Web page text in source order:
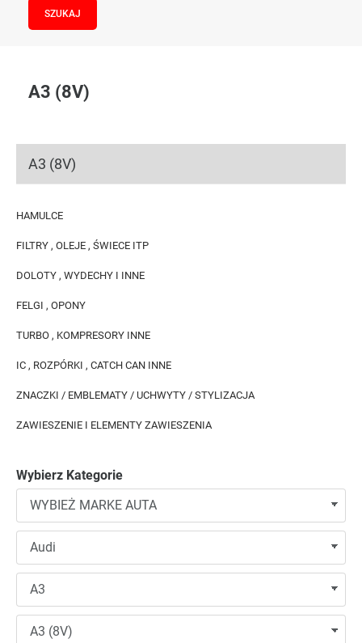
A3 (8V)
A3 (8V)
HAMULCE
FILTRY , OLEJE , ŚWIECE ITP
DOLOTY , WYDECHY I INNE
FELGI , OPONY
TURBO , KOMPRESORY INNE
IC , ROZPÓRKI , CATCH CAN INNE
ZNACZKI / EMBLEMATY / UCHWYTY / STYLIZACJA
ZAWIESZENIE I ELEMENTY ZAWIESZENIA
Wybierz Kategorie